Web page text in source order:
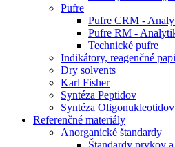
Pufre
Pufre CRM -
Pufre RM -
Technické pufre
Indikátory, reagenčné
Dry solvents
Karl Fisher
Syntéza Peptidov
Syntéza Oligonukleotidov
Referenčné materiály
Anorganické štandardy
Štandardy prvkov